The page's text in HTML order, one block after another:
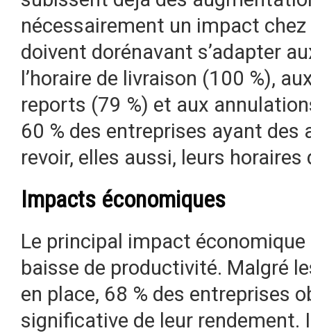
nécessairement un impact
doivent dorénavant s’adapter
l’horaire de livraison (100 %),
reports (79 %) et aux
60 % des entreprises ayant des
revoir, elles aussi, leurs horaires
Impacts économiques
Le principal impact économique
baisse de productivité. Malgré
en place, 68 % des entreprises
significative de leur